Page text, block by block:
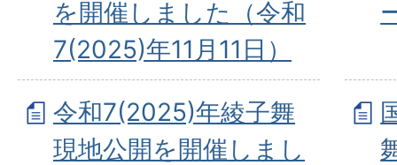
を開催しました（令和
7(2025)年11月11日）
令和7(2025)年綾子舞
現地公開を開催しまし